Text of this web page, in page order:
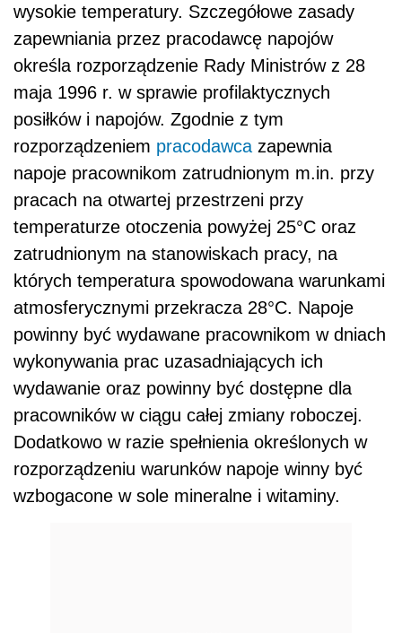
wysokie temperatury. Szczegółowe zasady
zapewniania przez pracodawcę napojów
określa rozporządzenie Rady Ministrów z 28
maja 1996 r. w sprawie profilaktycznych
posiłków i napojów. Zgodnie z tym
rozporządzeniem pracodawca zapewnia
napoje pracownikom zatrudnionym m.in. przy
pracach na otwartej przestrzeni przy
temperaturze otoczenia powyżej 25°C oraz
zatrudnionym na stanowiskach pracy, na
których temperatura spowodowana warunkami
atmosferycznymi przekracza 28°C. Napoje
powinny być wydawane pracownikom w dniach
wykonywania prac uzasadniających ich
wydawanie oraz powinny być dostępne dla
pracowników w ciągu całej zmiany roboczej.
Dodatkowo w razie spełnienia określonych w
rozporządzeniu warunków napoje winny być
wzbogacone w sole mineralne i witaminy.